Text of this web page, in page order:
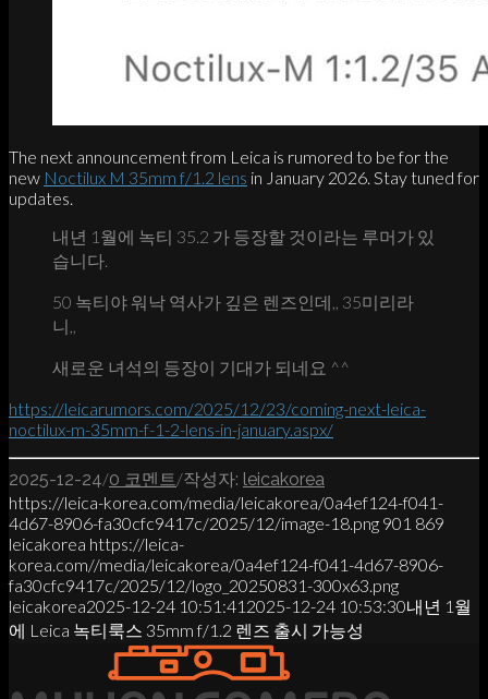
The next announcement from Leica is rumored to be for the
new Noctilux M 35mm f/1.2 lens in January 2026. Stay tuned for
updates.
내년 1월에 녹티 35.2 가 등장할 것이라는 루머가 있
습니다.
50 녹티야 워낙 역사가 깊은 렌즈인데,, 35미리라
니,,
새로운 녀석의 등장이 기대가 되네요 ^^
https://leicarumors.com/2025/12/23/coming-next-leica-
noctilux-m-35mm-f-1-2-lens-in-january.aspx/
2025-12-24/0 코멘트/작성자: leicakorea
https://leica-korea.com/media/leicakorea/0a4ef124-f041-
4d67-8906-fa30cfc9417c/2025/12/image-18.png 901 869
leicakorea https://leica-
korea.com//media/leicakorea/0a4ef124-f041-4d67-8906-
fa30cfc9417c/2025/12/logo_20250831-300x63.png
leicakorea2025-12-24 10:51:41 2025-12-24 10:53:30내년 1월
에 Leica 녹티룩스 35mm f/1.2 렌즈 출시 가능성